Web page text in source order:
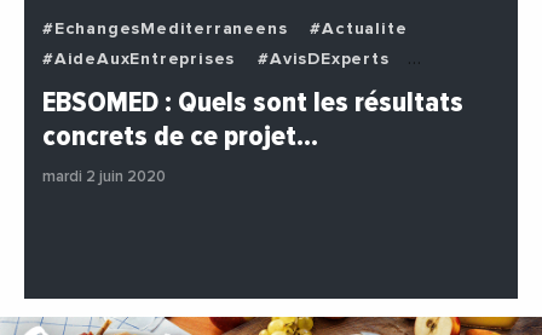
#EchangesMediterraneens
#Actualite
#AideAuxEntreprises
#AvisDExperts
#BuzzNews
#Decideurs
#Entreprises
#Institutions
EBSOMED : Quels sont les résultats
concrets de ce projet…
mardi 2 juin 2020